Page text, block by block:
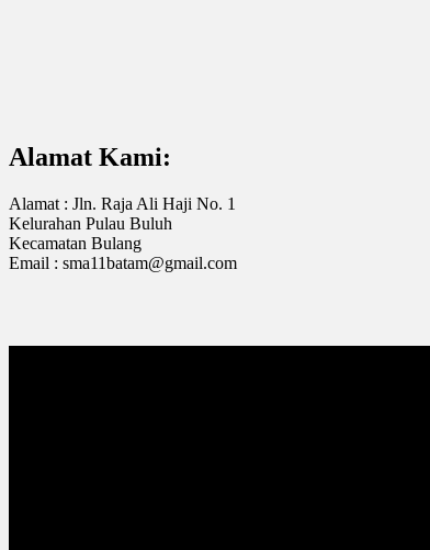
Alamat Kami:
Alamat : Jln. Raja Ali Haji No. 1
Kelurahan Pulau Buluh
Kecamatan Bulang
Email : sma11batam@gmail.com